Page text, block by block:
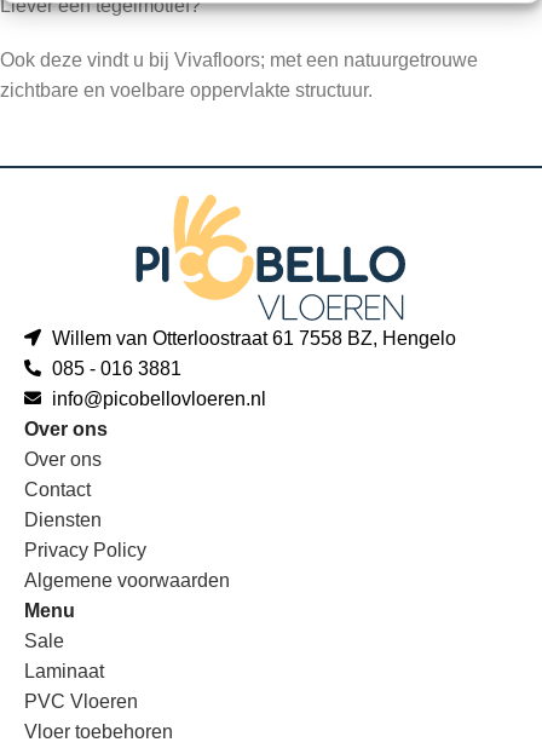
Liever een tegelmotief?
Ook deze vindt u bij Vivafloors; met een natuurgetrouwe
zichtbare en voelbare oppervlakte structuur.
Willem van Otterloostraat 61 7558 BZ, Hengelo
085 - 016 3881
info@picobellovloeren.nl
Over ons
Over ons
Contact
Diensten
Privacy Policy
Algemene voorwaarden
Menu
Sale
Laminaat
PVC Vloeren
Vloer toebehoren